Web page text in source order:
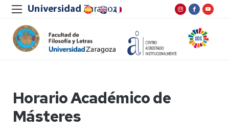
Horario Académico de
Másteres